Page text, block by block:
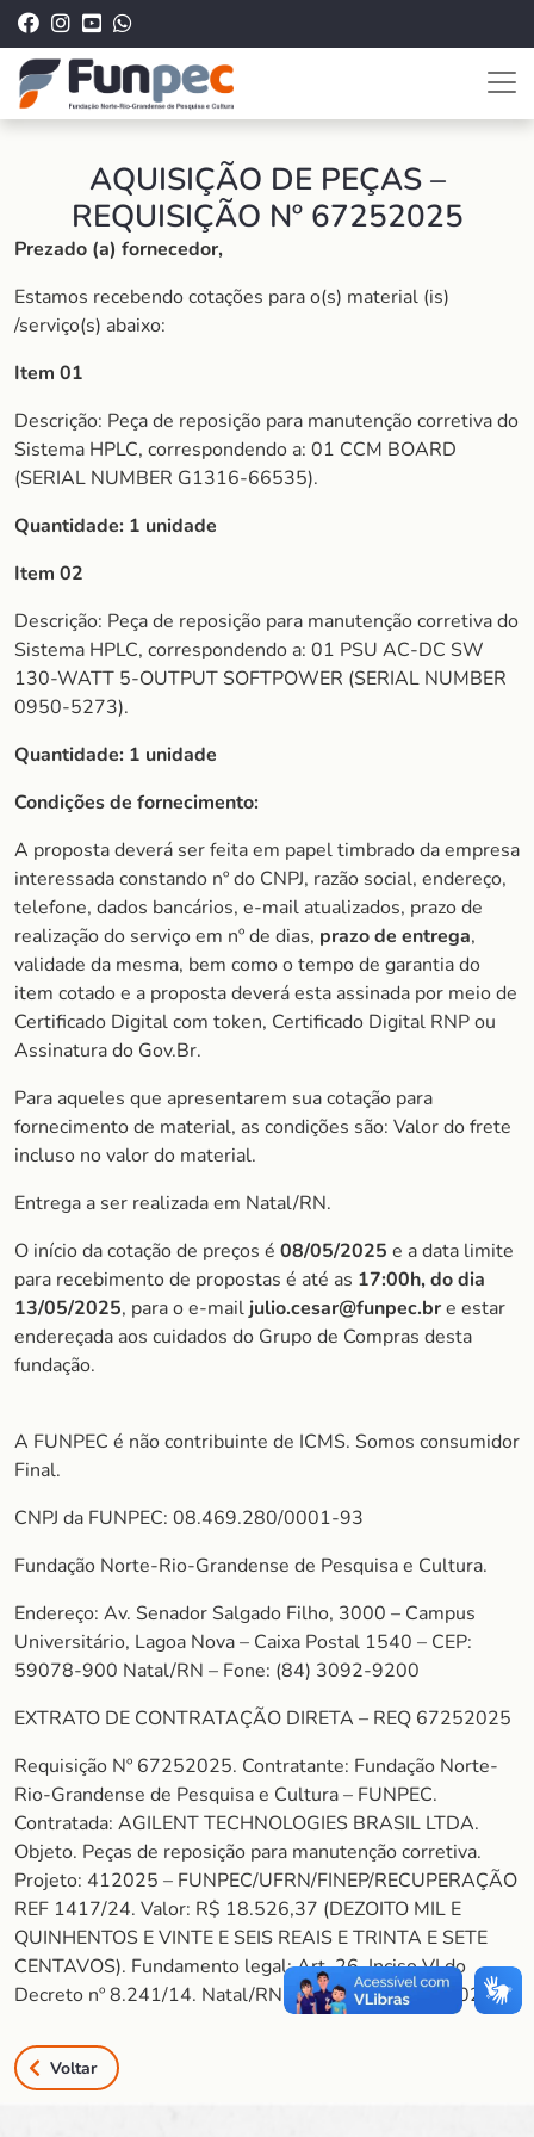
AQUISIÇÃO DE PEÇAS –
REQUISIÇÃO Nº 67252025
Prezado (a) fornecedor,
Estamos recebendo cotações para o(s) material (is)
/serviço(s) abaixo:
Item 01
Descrição: Peça de reposição para manutenção corretiva do
Sistema HPLC, correspondendo a: 01 CCM BOARD
(SERIAL NUMBER G1316-66535).
Quantidade: 1 unidade
Item 02
Descrição: Peça de reposição para manutenção corretiva do
Sistema HPLC, correspondendo a: 01 PSU AC-DC SW
130-WATT 5-OUTPUT SOFTPOWER (SERIAL NUMBER
0950-5273).
Quantidade: 1 unidade
Condições de fornecimento:
A proposta deverá ser feita em papel timbrado da empresa
interessada constando nº do CNPJ, razão social, endereço,
telefone, dados bancários, e-mail atualizados, prazo de
realização do serviço em nº de dias, prazo de entrega,
validade da mesma, bem como o tempo de garantia do
item cotado e a proposta deverá esta assinada por meio de
Certificado Digital com token, Certificado Digital RNP ou
Assinatura do Gov.Br.
Para aqueles que apresentarem sua cotação para
fornecimento de material, as condições são: Valor do frete
incluso no valor do material.
Entrega a ser realizada em Natal/RN.
O início da cotação de preços é 08/05/2025 e a data limite
para recebimento de propostas é até as 17:00h, do dia
13/05/2025, para o e-mail julio.cesar@funpec.bre estar
endereçada aos cuidados do Grupo de Compras desta
fundação.
A FUNPEC é não contribuinte de ICMS. Somos consumidor
Final.
CNPJ da FUNPEC: 08.469.280/0001-93
Fundação Norte-Rio-Grandense de Pesquisa e Cultura.
Endereço: Av. Senador Salgado Filho, 3000 – Campus
Universitário, Lagoa Nova – Caixa Postal 1540 – CEP:
59078-900 Natal/RN – Fone: (84) 3092-9200
EXTRATO DE CONTRATAÇÃO DIRETA – REQ 67252025
Requisição Nº 67252025. Contratante: Fundação Norte-
Rio-Grandense de Pesquisa e Cultura – FUNPEC.
Contratada: AGILENT TECHNOLOGIES BRASIL LTDA.
Objeto. Peças de reposição para manutenção corretiva.
Projeto: 412025 – FUNPEC/UFRN/FINEP/RECUPERAÇÃO
REF 1417/24. Valor: R$ 18.526,37 (DEZOITO MIL E
QUINHENTOS E VINTE E SEIS REAIS E TRINTA E SETE
CENTAVOS). Fundamento legal: Art. 26, Inciso VI do
Decreto nº 8.241/14. Natal/RN, 21 de outubro de 2025.
Voltar